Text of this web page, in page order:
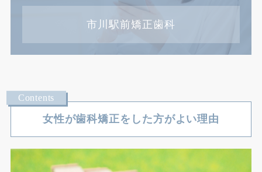
市川駅前矯正歯科
女性が歯科矯正をした方がよい理由